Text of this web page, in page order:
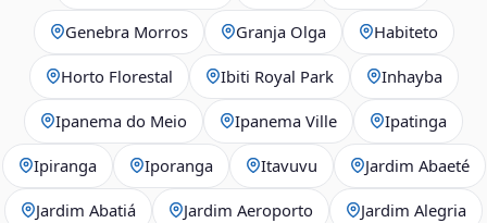
Genebra Morros Granja Olga Habiteto
Horto Florestal Ibiti Royal Park Inhayba
Ipanema do Meio Ipanema Ville Ipatinga
Ipiranga Iporanga Itavuvu Jardim Abaeté
Jardim Abatiá Jardim Aeroporto Jardim Alegria